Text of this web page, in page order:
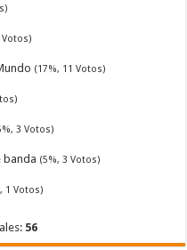
Votos)
(17%, 11 Votos)
3 Votos)
banda (5%, 3 Votos)
1 Votos)
56